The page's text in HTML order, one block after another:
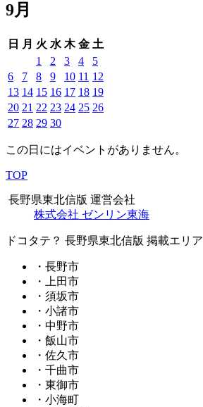
9月
日 月 火 水 木 金 土
1
2 3 4
5
6
7 8 9 10 11 12
13 14 15 16 17 18 19
20 21 22 23 24 25 26
27 28 29 30
この日にはイベントがありません。
TOP
長野県東北信版 運営会社
株式会社 ゼンリン東海
ドコタテ？ 長野県東北信版 掲載エリア
・長野市
・上田市
・須坂市
・小諸市
・中野市
・飯山市
・佐久市
・千曲市
・東御市
・小海町